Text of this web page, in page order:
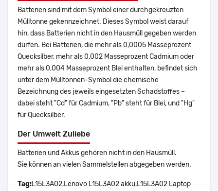
Batterien sind mit dem Symbol einer durchgekreuzten
Mülltonne gekennzeichnet. Dieses Symbol weist darauf
hin, dass Batterien nicht in den Hausmüll gegeben werden
dürfen. Bei Batterien, die mehr als 0,0005 Masseprozent
Quecksilber, mehr als 0,002 Masseprozent Cadmium oder
mehr als 0,004 Masseprozent Blei enthalten, befindet sich
unter dem Mülltonnen-Symbol die chemische
Bezeichnung des jeweils eingesetzten Schadstoffes –
dabei steht "Cd" für Cadmium, "Pb" steht für Blei, und "Hg"
für Quecksilber.
Der Umwelt Zuliebe
Batterien und Akkus gehören nicht in den Hausmüll.
Sie können an vielen Sammelstellen abgegeben werden.
Tag:L15L3A02,Lenovo L15L3A02 akku,L15L3A02 Laptop